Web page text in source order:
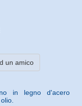
un amico
in legno d'acero